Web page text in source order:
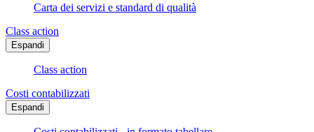
Carta dei servizi e standard di qualità
Class action
Espandi
Class action
Costi contabilizzati
Espandi